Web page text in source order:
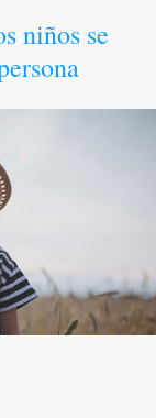
niños se